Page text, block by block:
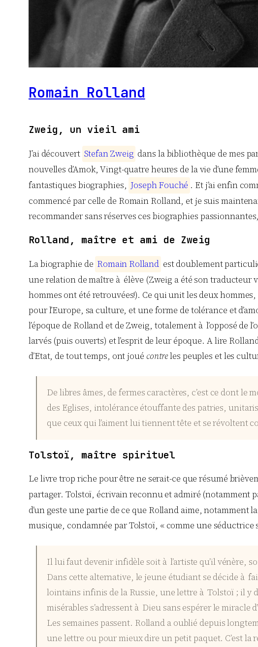
Romain Rolland
Zweig, un vieil ami
J’ai découvert StefanZweig dans la bibliothèque de mes
nouvelles d’Amok, Vingt-quatre heures de la vie d’une
fantastiques biographies, JosephFouché . Et j’ai enfin
commencé par celle de Romain Rolland, et je suis
recommander sans réserves ces biographies
Rolland, maître et ami de Zweig
La biographie de Romain Rolland est doublement
une relation de maître à élève (Zweig a été son traducteur
hommes ont été retrouvées!). Ce qui unit les deux
pour l’Europe, sa culture, et une forme de tolérance et
l’époque de Rolland et de Zweig, totalement à l’opposé
larvés (puis ouverts) et l’esprit de leur époque. A lire
d’Etat, de tout temps, ont joué contreles peuples et les
De libres âmes, de fermes caractères, c’est ce dont
des Eglises, intolérance étouffante des patries,
que ceux qui l’aiment lui tiennent tête et se révoltent
Tolstoï, maître spirituel
Le livre trop riche pour être ne serait-ce que résumé
partager. Tolstoï, écrivain reconnu et admiré (notamment
d’un geste une partie de ce que Rolland aime, notamment
musique, condamnée par Tolstoï, « comme une séductrice
Il lui faut devenir infidèle soit à l’artiste qu’il vénère,
Dans cette alternative, le jeune étudiant se décide à
lointains infinis de la Russie, une lettre à Tolstoï ; il y
misérables s’adressent à Dieu sans espérer le miracle
Les semaines passent. Rolland a oublié depuis
une lettre ou pour mieux dire un petit paquet. C’est